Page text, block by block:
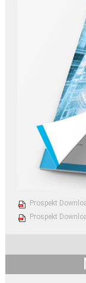
Prospekt
Prospekt